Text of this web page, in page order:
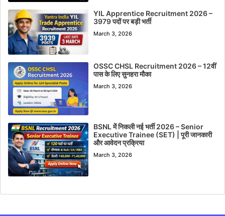
YIL Apprentice Recruitment 2026 –
3979 पदों पर बड़ी भर्ती
March 3, 2026
OSSC CHSL Recruitment 2026 – 12वीं
पास के लिए सुनहरा मौका
March 3, 2026
BSNL में निकली नई भर्ती 2026 – Senior
Executive Trainee (SET) | पूरी जानकारी
और आवेदन प्रक्रिया
March 3, 2026